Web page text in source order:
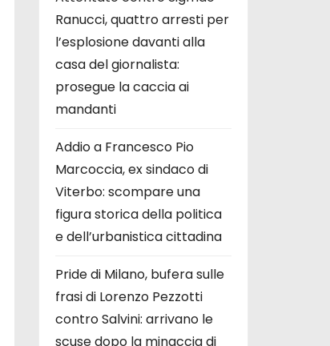
Ranucci, quattro arresti per
l’esplosione davanti alla
casa del giornalista:
prosegue la caccia ai
mandanti
Addio a Francesco Pio
Marcoccia, ex sindaco di
Viterbo: scompare una
figura storica della politica
e dell’urbanistica cittadina
Pride di Milano, bufera sulle
frasi di Lorenzo Pezzotti
contro Salvini: arrivano le
scuse dopo la minaccia di